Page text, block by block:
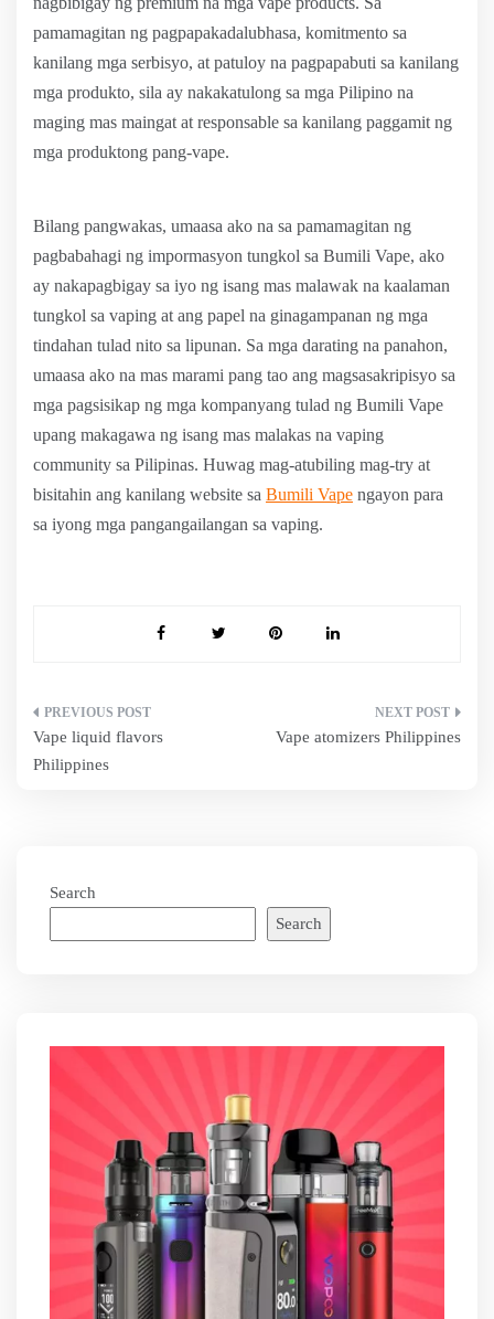
pamamagitan ng pagpapakadalubhasa, komitmento sa
kanilang mga serbisyo, at patuloy na pagpapabuti sa kanilang
mga produkto, sila ay nakakatulong sa mga Pilipino na
maging mas maingat at responsable sa kanilang paggamit ng
mga produktong pang-vape.
Bilang pangwakas, umaasa ako na sa pamamagitan ng
pagbabahagi ng impormasyon tungkol sa Bumili Vape, ako
ay nakapagbigay sa iyo ng isang mas malawak na kaalaman
tungkol sa vaping at ang papel na ginagampanan ng mga
tindahan tulad nito sa lipunan. Sa mga darating na panahon,
umaasa ako na mas marami pang tao ang magsasakripisyo sa
mga pagsisikap ng mga kompanyang tulad ng Bumili Vape
upang makagawa ng isang mas malakas na vaping
community sa Pilipinas. Huwag mag-atubiling mag-try at
bisitahin ang kanilang website sa Bumili Vape ngayon para
sa iyong mga pangangailangan sa vaping.
Post
navigation
Vape liquid flavors
Philippines
Vape atomizers Philippines
Search
Search